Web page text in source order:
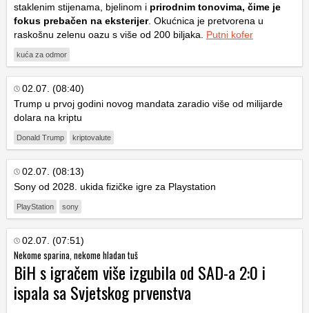
staklenim stijenama, bjelinom i prirodnim tonovima, čime je
fokus prebačen na eksterijer. Okućnica je pretvorena u
raskošnu zelenu oazu s više od 200 biljaka. Putni kofer
kuća za odmor
02.07. (08:40)
Trump u prvoj godini novog mandata zaradio više od milijarde
dolara na kriptu
Donald Trump kriptovalute
02.07. (08:13)
Sony od 2028. ukida fizičke igre za Playstation
PlayStation sony
02.07. (07:51)
Nekome sparina, nekome hladan tuš
BiH s igračem više izgubila od SAD-a 2:0 i
ispala sa Svjetskog prvenstva